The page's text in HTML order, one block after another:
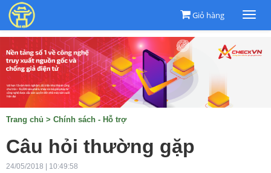
Giỏ hàng
Trang chủ > Chính sách - Hỗ trợ
Câu hỏi thường gặp
24/05/2018 | 10:49:58